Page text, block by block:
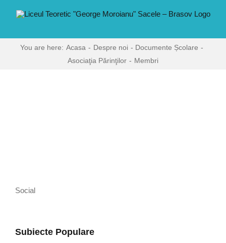
You are here: Acasa Despre noi
Documente Școlare
Asociaţia Părinţilor
Membri
Social
Subiecte Populare